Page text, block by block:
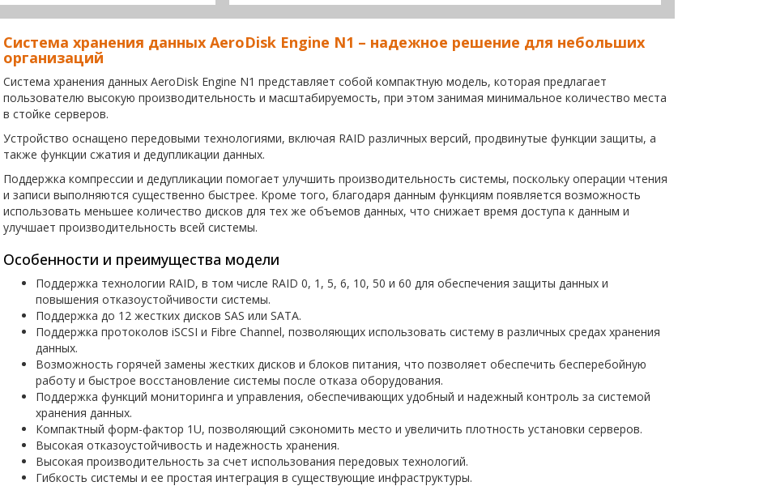
Система хранения данных AeroDisk Engine N1 – надежное решение для небольших
организаций
Система хранения данных AeroDisk Engine N1 представляет собой компактную модель, которая предлагает
пользователю высокую производительность и масштабируемость, при этом занимая минимальное количество места
в стойке серверов.
Устройство оснащено передовыми технологиями, включая RAID различных версий, продвинутые функции защиты, а
также функции сжатия и дедупликации данных.
Поддержка компрессии и дедупликации помогает улучшить производительность системы, поскольку операции чтения
и записи выполняются существенно быстрее. Кроме того, благодаря данным функциям появляется возможность
использовать меньшее количество дисков для тех же объемов данных, что снижает время доступа к данным и
улучшает производительность всей системы.
Особенности и преимущества модели
Поддержка технологии RAID, в том числе RAID 0, 1, 5, 6, 10, 50 и 60 для обеспечения защиты данных и
повышения отказоустойчивости системы.
Поддержка до 12 жестких дисков SAS или SATA.
Поддержка протоколов iSCSI и Fibre Channel, позволяющих использовать систему в различных средах хранения
данных.
Возможность горячей замены жестких дисков и блоков питания, что позволяет обеспечить бесперебойную
работу и быстрое восстановление системы после отказа оборудования.
Поддержка функций мониторинга и управления, обеспечивающих удобный и надежный контроль за системой
хранения данных.
Компактный форм-фактор 1U, позволяющий сэкономить место и увеличить плотность установки серверов.
Высокая отказоустойчивость и надежность хранения.
Высокая производительность за счет использования передовых технологий.
Гибкость системы и ее простая интеграция в существующие инфраструктуры.